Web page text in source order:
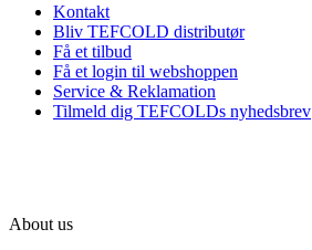
Kontakt
Bliv TEFCOLD distributør
Få et tilbud
Få et login til webshoppen
Service & Reklamation
Tilmeld dig TEFCOLDs nyhedsbrev
About us